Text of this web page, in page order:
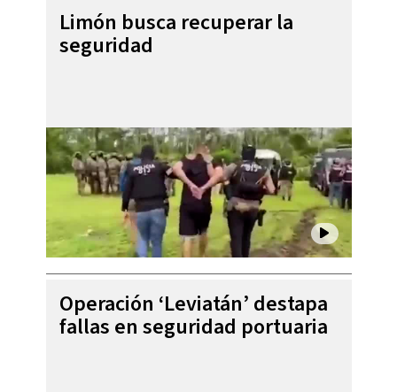
Limón busca recuperar la
seguridad
Operación ‘Leviatán’ destapa
fallas en seguridad portuaria